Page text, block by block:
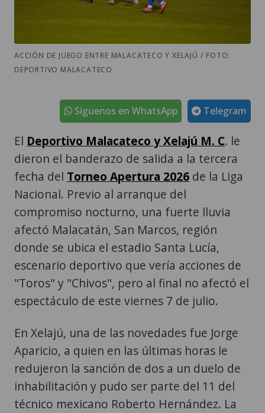
ACCIÓN DE JUEGO ENTRE MALACATECO Y XELAJÚ / FOTO:
DEPORTIVO MALACATECO
Telegram
Síguenos en WhatsApp
El Deportivo Malacateco y Xelajú M. C. le
dieron el banderazo de salida a la tercera
fecha del Torneo Apertura 2026 de la Liga
Nacional. Previo al arranque del
compromiso nocturno, una fuerte lluvia
afectó Malacatán, San Marcos, región
donde se ubica el estadio Santa Lucía,
escenario deportivo que vería acciones de
"Toros" y "Chivos", pero al final no afectó el
espectáculo de este viernes 7 de julio.
En Xelajú, una de las novedades fue Jorge
Aparicio, a quien en las últimas horas le
redujeron la sanción de dos a un duelo de
inhabilitación y pudo ser parte del 11 del
técnico mexicano Roberto Hernández. La